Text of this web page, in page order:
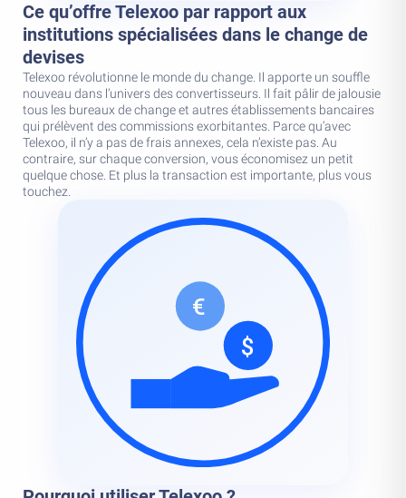
Ce qu’offre Telexoo par rapport aux
institutions spécialisées dans le change de
devises
Telexoo révolutionne le monde du change. Il apporte un souffle
nouveau dans l’univers des convertisseurs. Il fait pâlir de jalousie
tous les bureaux de change et autres établissements bancaires
qui prélèvent des commissions exorbitantes. Parce qu’avec
Telexoo, il n’y a pas de frais annexes, cela n’existe pas. Au
contraire, sur chaque conversion, vous économisez un petit
quelque chose. Et plus la transaction est importante, plus vous
touchez.